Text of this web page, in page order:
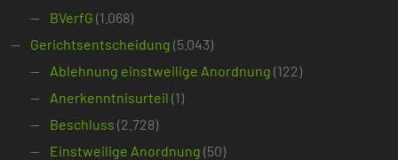
BVerfG (1.068)
Gerichtsentscheidung (5.043)
Ablehnung einstweilige Anordnung (122)
Anerkenntnisurteil (1)
Beschluss (2.728)
Einstweilige Anordnung (50)